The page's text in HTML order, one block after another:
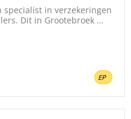
EP
specialist in verzekeringen
Dit in Grootebroek …